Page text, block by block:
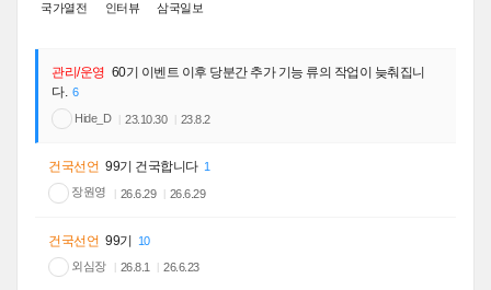
국가열전 인터뷰 삼국일보
관리/운영 60기 이벤트 이후 당분간 추가 기능 류의 작업이 늦춰집니
다.
6
Hide_D 23.10.30 23.8.2
건국선언 99기 건국합니다 1
장원영
26.6.29 26.6.29
건국선언 99기 10
외심장
26.8.1 26.6.23